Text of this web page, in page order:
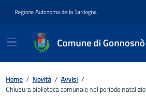
Regione Autonoma della Sardegna
Comune di Gonnosnò
Home / Novità / Avvisi /
Chiusura biblioteca comunale nel periodo natalizio